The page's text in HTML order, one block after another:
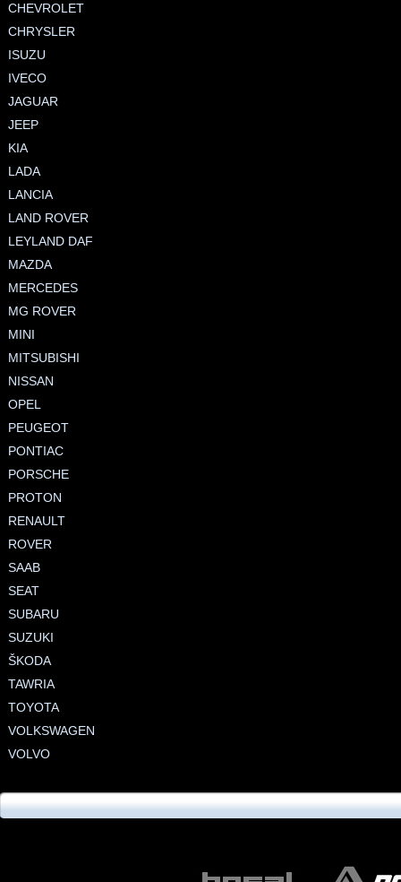
CHEVROLET
CHRYSLER
ISUZU
IVECO
JAGUAR
JEEP
KIA
LADA
LANCIA
LAND ROVER
LEYLAND DAF
MAZDA
MERCEDES
MG ROVER
MINI
MITSUBISHI
NISSAN
OPEL
PEUGEOT
PONTIAC
PORSCHE
PROTON
RENAULT
ROVER
SAAB
SEAT
SUBARU
SUZUKI
ŠKODA
TAWRIA
TOYOTA
VOLKSWAGEN
VOLVO